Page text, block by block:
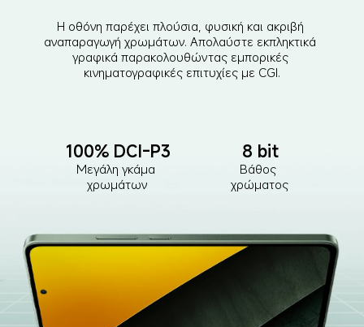
Η οθόνη παρέχει πλούσια, φυσική και ακριβή
αναπαραγωγή χρωμάτων. Απολαύστε εκπληκτικά
γραφικά παρακολουθώντας εμπορικές
κινηματογραφικές επιτυχίες με CGI.
100% DCI-P3
Μεγάλη γκάμα
χρωμάτων
8 bit
Βάθος
χρώματος